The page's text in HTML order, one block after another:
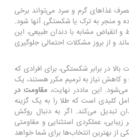
غذاهای گرم و سرد می‌تواند برخی
و منجر به ترک یا شکستگی آنها شود.
و انقباض مشابه با دندان طبیعی، این
و از بروز مشکلات احتمالی جلوگیری
در برابر شکستگی، برای افرادی که
و کاهش نیاز به ترمیم مکرر هستند، یک
این ماددر نهایت،مقاومت در
کلیدی است که طلا را به یک گزینه
تبدیل می‌کند. اگر به دنبال روکش
زیبایی، عملکردی استثنایی و مقاومتی
از بهترین انتخاب‌ها برای شما خواهد